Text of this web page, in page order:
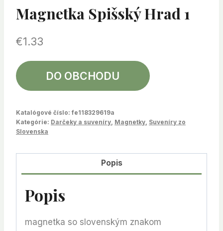
Magnetka Spišský Hrad 1
€1.33
DO OBCHODU
Katalógové číslo: fe118329619a
Kategórie: Darčeky a suveníry Magnetky Suveníry zo
Slovenska
Popis
Popis
magnetka so slovenským znakom